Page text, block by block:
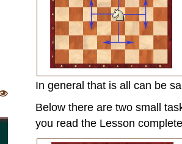
In general that is all can be
Below there are two small
you read the Lesson